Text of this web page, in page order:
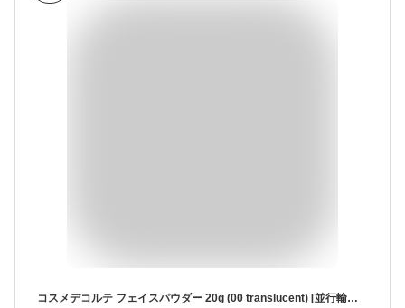
コスメデコルテ フェイスパウダー 20g (00 translucent) [並行輸入品]